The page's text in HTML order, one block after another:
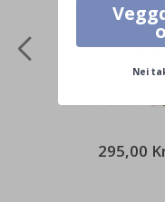
295,00
Nei